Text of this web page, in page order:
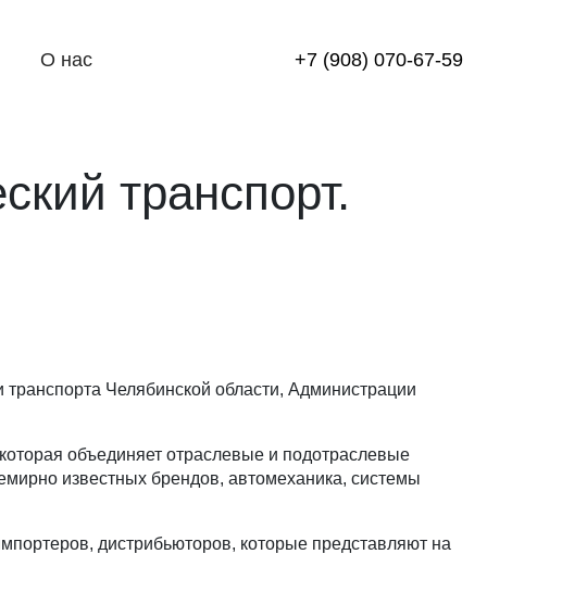
О нас +7 (908) 070-67-59
транспорт.
Челябинской области, Администрации
объединяет отраслевые и подотраслевые
известных брендов, автомеханика, системы
дистрибьюторов, которые представляют на